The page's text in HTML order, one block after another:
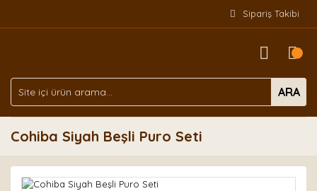
Sipariş Takibi
ARA
Cohiba Siyah Beşli Puro Seti